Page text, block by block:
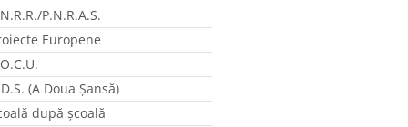
P.N.R.A.S.
Europene
(A Doua Șansă)
după școală